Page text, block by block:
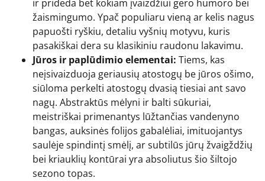
ir prideda bet kokiam įvaizdžiui gero humoro bei
žaismingumo. Ypač populiaru vieną ar kelis nagus
papuošti ryškiu, detaliu vyšnių motyvu, kuris
pasakiškai dera su klasikiniu raudonu lakavimu.
Jūros ir paplūdimio elementai: Tiems, kas
neįsivaizduoja geriausių atostogų be jūros ošimo,
siūloma perkelti atostogų dvasią tiesiai ant savo
nagų. Abstraktūs mėlyni ir balti sūkuriai,
meistriškai primenantys lūžtančias vandenyno
bangas, auksinės folijos gabalėliai, imituojantys
saulėje spindintį smėlį, ar subtilūs jūrų žvaigždžių
bei kriauklių kontūrai yra absoliutus šio šiltojo
sezono topas.